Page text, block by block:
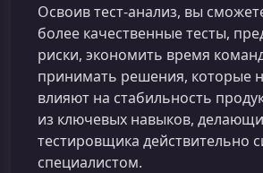
Освоив тест-анализ, вы
более качественные тесты,
риски, экономить время
принимать решения, которые
влияют на стабильность
из ключевых навыков,
тестировщика действительно
специалистом.